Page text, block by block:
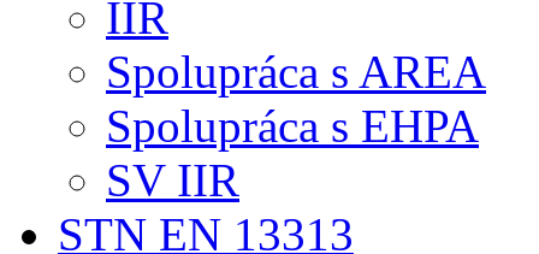
IIR
Spolupráca s AREA
Spolupráca s EHPA
SV IIR
STN EN 13313